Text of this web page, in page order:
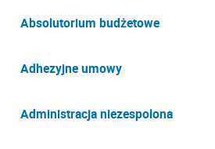
Absolutorium budżetowe
Adhezyjne umowy
Administracja niezespolona